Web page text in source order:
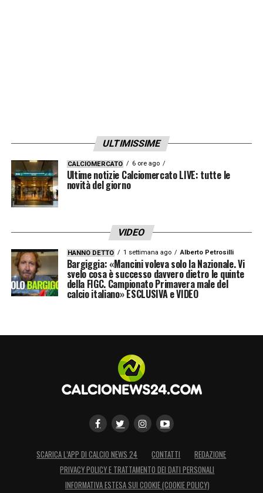
LA PLAYLIST DELLE NOSTRE TOP NEWS
ULTIMISSIME
CALCIOMERCATO 6 ore ago
Ultime notizie Calciomercato LIVE: tutte le
novità del giorno
VIDEO
HANNO DETTO 1 settimana ago Alberto Petrosilli
Bargiggia: «Mancini voleva solo la Nazionale. Vi
svelo cosa è successo davvero dietro le quinte
della FIGC. Campionato Primavera male del
calcio italiano» ESCLUSIVA e VIDEO
SCARICA L’APP DI CALCIO NEWS 24 CONTATTI
REDAZIONE
PRIVACY POLICY E TRATTAMENTO DEI DATI PERSONALI
INFORMATIVA ESTESA SUI COOKIE (COOKIE POLICY)